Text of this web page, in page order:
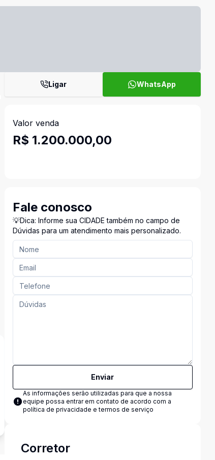
Ligar WhatsApp
Valor venda
R$ 1.200.000,00
Fale conosco
💡Dica: Informe sua CIDADE também no campo de
Dúvidas para um atendimento mais personalizado.
Enviar
As informações serão utilizadas para que a nossa
equipe possa entrar em contato de acordo com a
política de privacidade e termos de serviço
Corretor